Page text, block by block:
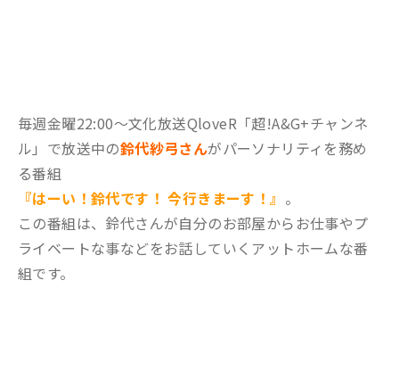
毎週金曜22:00～文化放送QloveR「超!A&G+チャンネ
ル」で放送中の鈴代紗弓さんがパーソナリティを務め
る番組
『はーい！鈴代です！ 今行きまーす！』 。
この番組は、鈴代さんが自分のお部屋からお仕事やプ
ライベートな事などをお話していくアットホームな番
組です。